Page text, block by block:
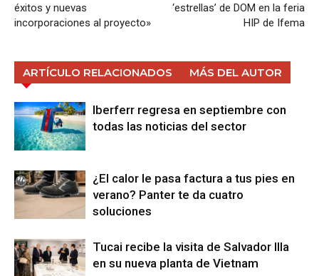
éxitos y nuevas
incorporaciones al proyecto»
‘estrellas’ de DOM en la feria
HIP de Ifema
ARTÍCULO RELACIONADOS MÁS DEL AUTOR
Iberferr regresa en septiembre con
todas las noticias del sector
¿El calor le pasa factura a tus pies en
verano? Panter te da cuatro
soluciones
Tucai recibe la visita de Salvador Illa
en su nueva planta de Vietnam